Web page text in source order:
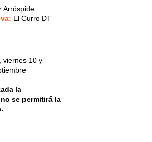
Arróspide
El Curro DT
viernes 10 y
la
se permitirá la